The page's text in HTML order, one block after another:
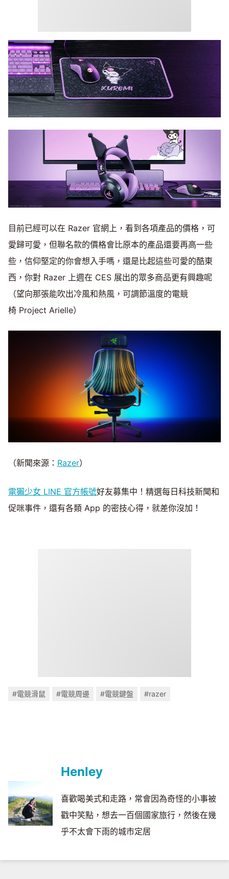
目前已經可以在 Razer 官網上，看到各項產品的價格，可
愛歸可愛，但聯名款的價格會比原本的產品還要再高一些
些，信仰堅定的你會想入手嗎，還是比起這些可愛的酷東
西，你對 Razer 上週在 CES 展出的眾多商品更有興趣呢
（望向那張能吹出冷風和熱風，可調節溫度的電競
椅 Project Arielle）
（新聞來源： Razer）
電獺少女 LINE 官方帳號好友募集中！精選每日科技新聞和
促咪事件，還有各類 App 的密技心得，就差你沒加！
#電競滑鼠 #電競周邊 #電競鍵盤 #razer
Henley
喜歡喝美式和走路，常會因為奇怪的小事被
戳中笑點，想去一百個國家旅行，然後在幾
乎不太會下雨的城市定居